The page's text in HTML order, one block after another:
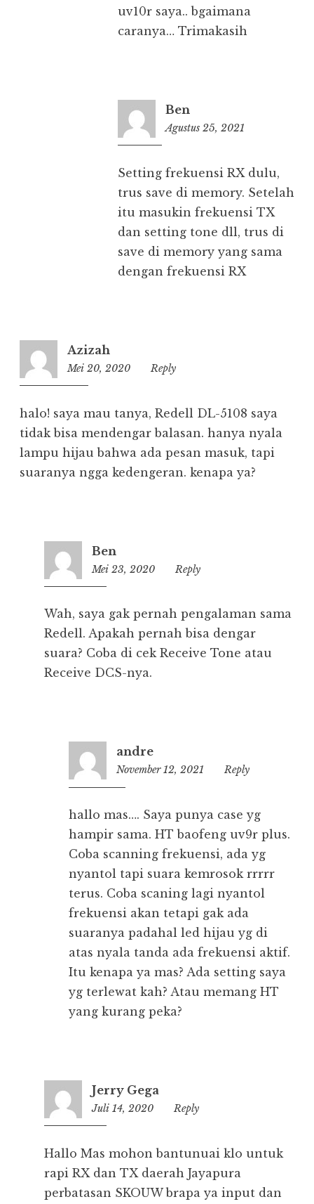
uv10r saya.. bgaimana
caranya… Trimakasih
Ben
Agustus 25, 2021
Setting frekuensi RX dulu,
trus save di memory. Setelah
itu masukin frekuensi TX
dan setting tone dll, trus di
save di memory yang sama
dengan frekuensi RX
Azizah
Mei 20, 2020 19:48
Reply
halo! saya mau tanya, Redell DL-5108 saya
tidak bisa mendengar balasan. hanya nyala
lampu hijau bahwa ada pesan masuk, tapi
suaranya ngga kedengeran. kenapa ya?
Ben
Mei 23, 2020 08:10
Reply
Wah, saya gak pernah pengalaman sama
Redell. Apakah pernah bisa dengar
suara? Coba di cek Receive Tone atau
Receive DCS-nya.
andre
November 12, 2021 10:13
Reply
hallo mas…. Saya punya case yg
hampir sama. HT baofeng uv9r plus.
Coba scanning frekuensi, ada yg
nyantol tapi suara kemrosok rrrrr
terus. Coba scaning lagi nyantol
frekuensi akan tetapi gak ada
suaranya padahal led hijau yg di
atas nyala tanda ada frekuensi aktif.
Itu kenapa ya mas? Ada setting saya
yg terlewat kah? Atau memang HT
yang kurang peka?
Jerry Gega
Juli 14, 2020 12:22
Reply
Hallo Mas mohon bantunuai klo untuk
rapi RX dan TX daerah Jayapura
perbatasan SKOUW brapa ya input dan